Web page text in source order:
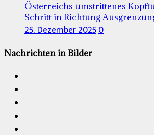
Österreichs umstrittenes
Schritt in Richtung
25. Dezember 20250
Nachrichten in Bilder